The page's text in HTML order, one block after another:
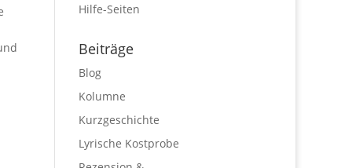
Hilfe-Seiten
Beiträge
Blog
Kolumne
Kurzgeschichte
Lyrische Kostprobe